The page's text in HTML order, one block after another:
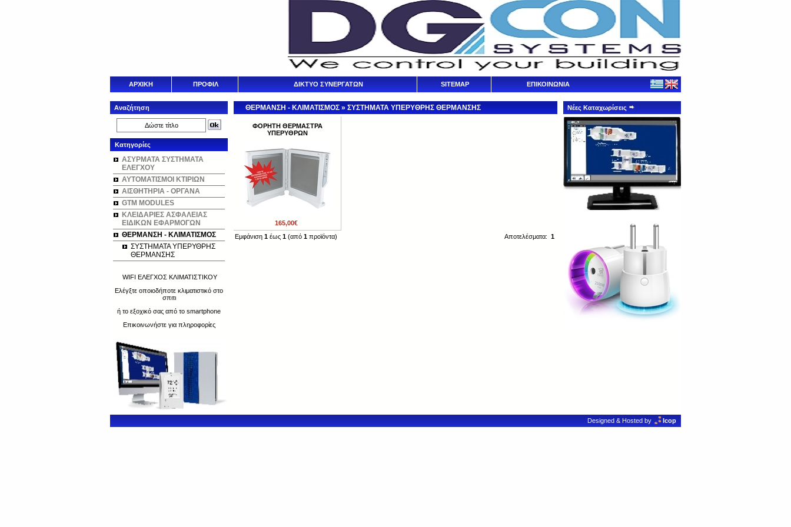
ΑΡΧΙΚΗ ΠΡΟΦΙΛ ΔΙΚΤΥΟ ΣΥΝΕΡΓΑΤΩΝ SITEMAP ΕΠΙΚΟΙΝΩΝΙΑ
Αναζήτηση
Κατηγορίες
ΑΣΥΡΜΑΤΑ ΣΥΣΤΗΜΑΤΑ
ΕΛΕΓΧΟΥ
ΑΥΤΟΜΑΤΙΣΜΟΙ ΚΤΙΡΙΩΝ
ΑΙΣΘΗΤΗΡΙΑ - ΟΡΓΑΝΑ
GTM MODULES
ΚΛΕΙΔΑΡΙΕΣ ΑΣΦΑΛΕΙΑΣ
ΕΙΔΙΚΩΝ ΕΦΑΡΜΟΓΩΝ
ΘΕΡΜΑΝΣΗ - ΚΛΙΜΑΤΙΣΜΟΣ
ΣΥΣΤΗΜΑΤΑ ΥΠΕΡΥΘΡΗΣ
ΘΕΡΜΑΝΣΗΣ
WIFI ΕΛΕΓΧΟΣ ΚΛΙΜΑΤΙΣΤΙΚΟΥ
Ελέγξτε οποιοδήποτε κλιματιστικό στο
σπιτι
ή το εξοχικό σας από το smartphone
Επικοινωνήστε για πληροφορίες
ΘΕΡΜΑΝΣΗ - ΚΛΙΜΑΤΙΣΜΟΣ » ΣΥΣΤΗΜΑΤΑ ΥΠΕΡΥΘΡΗΣ ΘΕΡΜΑΝΣΗΣ
ΦΟΡΗΤΗ ΘΕΡΜΑΣΤΡΑ
ΥΠΕΡΥΘΡΩΝ
165,00€
Εμφάνιση 1 έως 1 (από 1 προϊόντα) Αποτελέσματα: 1
Νέες Καταχωρίσεις
Designed & Hosted by Icop